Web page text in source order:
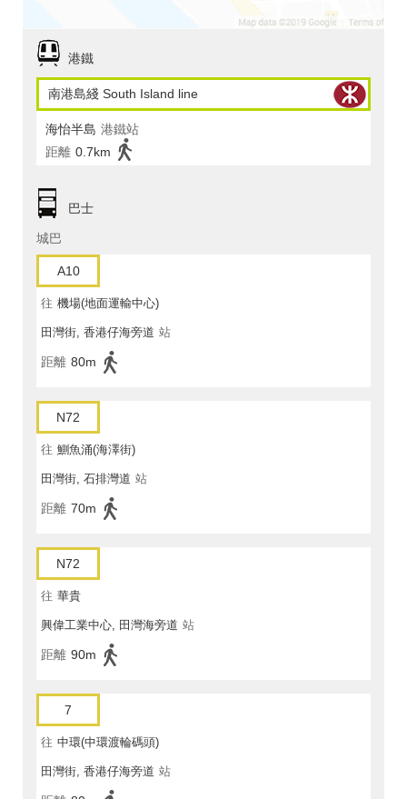
港鐵
南港島綫 South Island line
海怡半島 港鐵站
距離 0.7km
巴士
城巴
A10
往 機場(地面運輸中心)
田灣街, 香港仔海旁道 站
距離 80m
N72
往 鰂魚涌(海澤街)
田灣街, 石排灣道 站
距離 70m
N72
往 華貴
興偉工業中心, 田灣海旁道 站
距離 90m
7
往 中環(中環渡輪碼頭)
田灣街, 香港仔海旁道 站